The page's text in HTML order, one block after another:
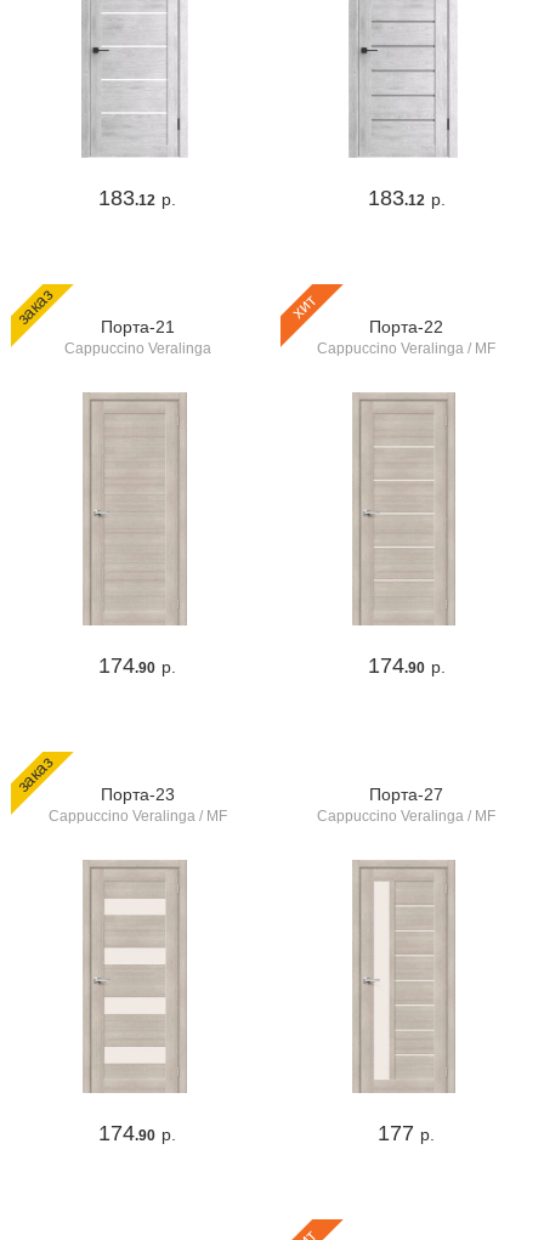
183.12 р. 183.12 р.
заказ Порта-21
Cappuccino Veralinga
174.90 р.
хит
Порта-22
Cappuccino Veralinga / MF
174.90 р.
заказ Порта-23
Cappuccino Veralinga / MF
174.90 р.
Порта-27
Cappuccino Veralinga / MF
177 р.